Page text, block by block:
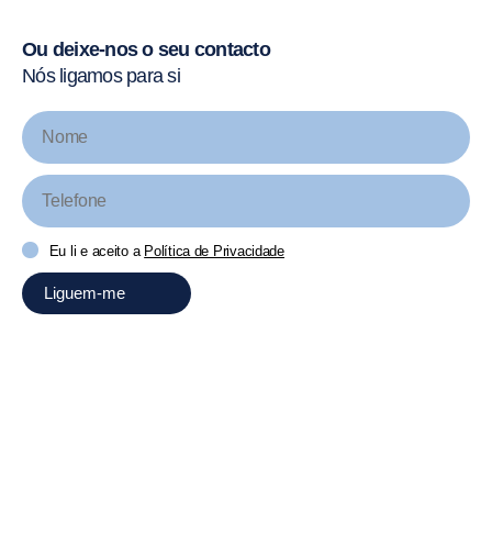
Ou deixe-nos o seu contacto
Nós ligamos para si
Eu li e aceito a Política de Privacidade
Liguem-me